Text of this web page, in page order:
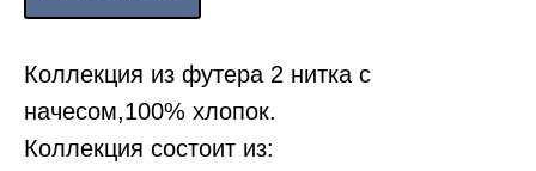
Коллекция из футера 2 нитка с
начесом,100% хлопок.
Коллекция состоит из: